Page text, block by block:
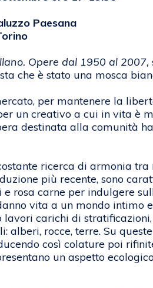
Paesana
Opere dal 1950 al 2007,
che è stato una mosca
per mantenere la
un creativo a cui in vita è
destinata alla comunità
ricerca di armonia
più recente, sono
rosa carne per indulgere
vita a un mondo intimo
lavori carichi di
rocce, terre. Su
così colature poi
un aspetto